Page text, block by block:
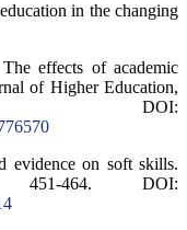
in the changing
effects of academic
of Higher Education,
DOI:
evidence on soft skills.
451-464. DOI: